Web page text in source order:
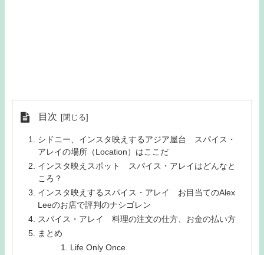
目次
シドニー、インスタ映えするアジア屋台 スパイス・
アレイの場所（Location）はここだ
インスタ映えスポット スパイス・アレイはどんなと
ころ？
インスタ映えするスパイス・アレイ お目当てのAlex
Leeのお店で評判のナシゴレン
スパイス・アレイ 料理の注文の仕方、お金の払い方
まとめ
Life Only Once